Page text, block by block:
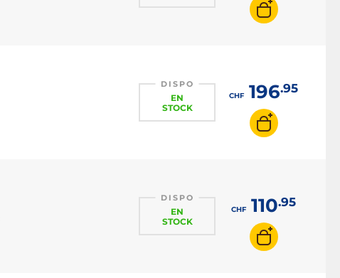
DISPO
EN
STOCK
CHF196.95
DISPO
EN
STOCK
CHF110.95